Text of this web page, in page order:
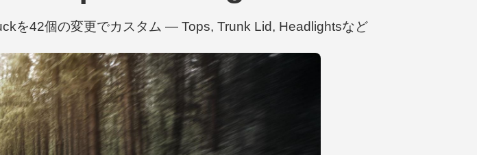
を42個の変更でカスタム — Tops, Trunk Lid, Headlightsなど